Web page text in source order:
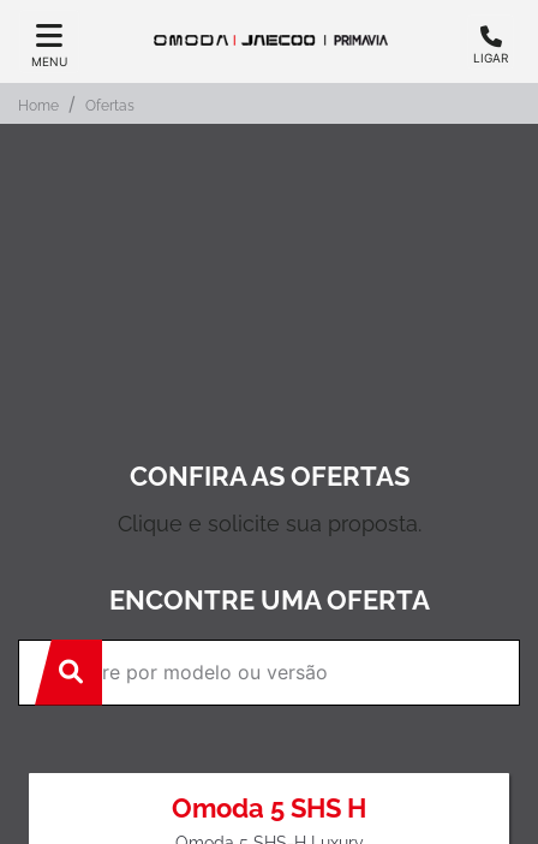
MENU LIGAR
Home Ofertas
CONFIRA AS OFERTAS
Clique e solicite sua proposta.
ENCONTRE UMA OFERTA
Omoda 5 SHS H